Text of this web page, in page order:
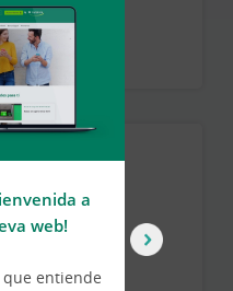
de ocio
a
web!
entiende